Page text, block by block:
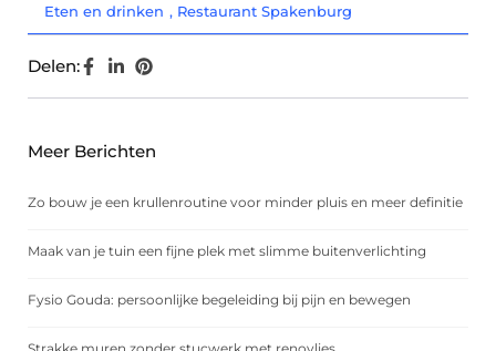
Eten en drinken , Restaurant Spakenburg
Delen:
Meer Berichten
Zo bouw je een krullenroutine voor minder pluis en meer definitie
Maak van je tuin een fijne plek met slimme buitenverlichting
Fysio Gouda: persoonlijke begeleiding bij pijn en bewegen